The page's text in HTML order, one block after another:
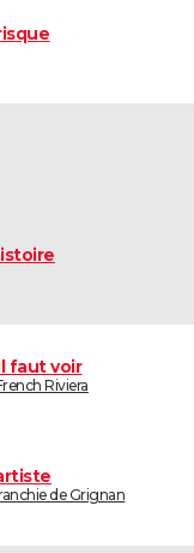
faut voir
Riviera
de Grignan